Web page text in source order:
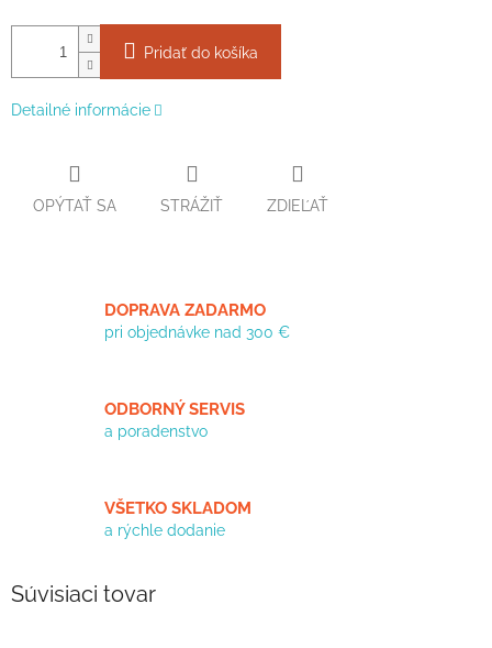
Pridať do košíka
Detailné informácie
OPÝTAŤ SA STRÁŽIŤ ZDIEĽAŤ
DOPRAVA ZADARMO
pri objednávke nad 300 €
ODBORNÝ SERVIS
a poradenstvo
VŠETKO SKLADOM
a rýchle dodanie
Súvisiaci tovar